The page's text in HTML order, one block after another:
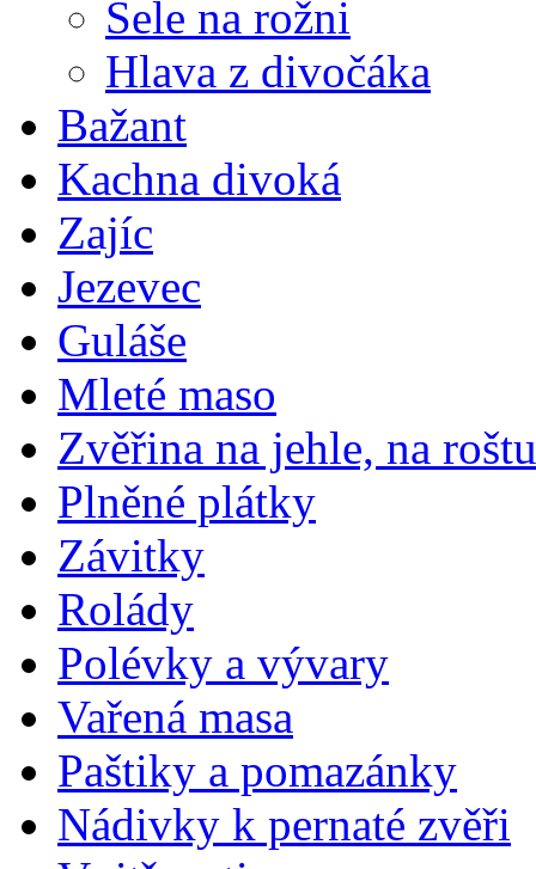
Sele na rožni
Hlava z divočáka
Bažant
Kachna divoká
Zajíc
Jezevec
Guláše
Mleté maso
Zvěřina na jehle, na roštu
Plněné plátky
Závitky
Rolády
Polévky a vývary
Vařená masa
Paštiky a pomazánky
Nádivky k pernaté zvěři